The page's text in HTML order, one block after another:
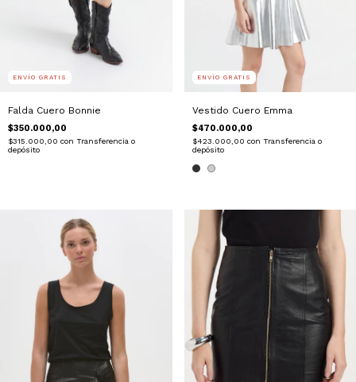
ENVÍO GRATIS
Falda Cuero Bonnie
$350.000,00
$315.000,00 con Transferencia o
depósito
ENVÍO GRATIS
Vestido Cuero Emma
$470.000,00
$423.000,00 con Transferencia o
depósito